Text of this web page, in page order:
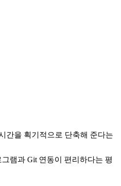
간을 획기적으로 단축해 준다는
그램과 Git 연동이 편리하다는 평